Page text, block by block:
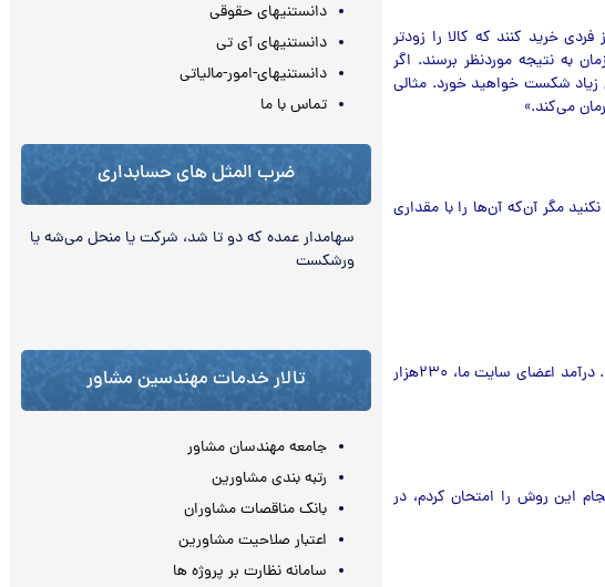
خرید کنند که کالا را زودتر
به نتیجه موردنظر برسند. اگر
زیاد شکست خواهید خورد. مثالی
مي‌کند.»
مگر آن‌که آن‌ها را با مقداری
مثال: یک سایت معمولی در ماه به‌طور متوسط ۴۸ هزارتومان درآمد کسب مي‌کند. درآمد اعضای سایت ما، ۲۳۰هزار
این روش را امتحان کردم، در
دانستنیهای حقوقی
دانستنیهای آی تی
دانستنیهای-امور-مالیاتی
تماس با ما
ضرب المثل های حسابداری
سهامدار عمده كه دو تا شد، شرکت یا منحل می‌‏شه یا
ورشکست
تالار خدمات مهندسین مشاور
جامعه مهندسان مشاور
رتبه بندی مشاورین
بانک مناقصات مشاوران
اعتبار صلاحیت مشاورین
سامانه نظارت بر پروژه ها